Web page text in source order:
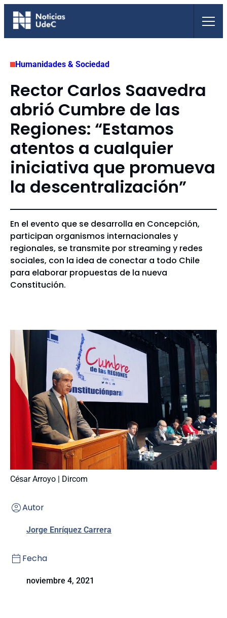
Saltar
Humanidades & Sociedad
Rector Carlos Saavedra
abrió Cumbre de las
Regiones: “Estamos
atentos a cualquier
iniciativa que promueva
la descentralización”
En el evento que se desarrolla en Concepción,
participan organismos internacionales y
regionales, se transmite por streaming y redes
sociales, con la idea de conectar a todo Chile
para elaborar propuestas de la nueva
Constitución.
César Arroyo | Dircom
Autor
Jorge Enríquez Carrera
Fecha
noviembre 4, 2021